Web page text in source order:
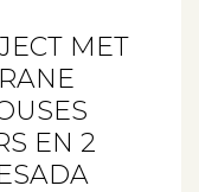
MET
EN 2